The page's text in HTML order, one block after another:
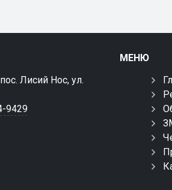
Лисий Нос, ул.
9429
МЕНЮ